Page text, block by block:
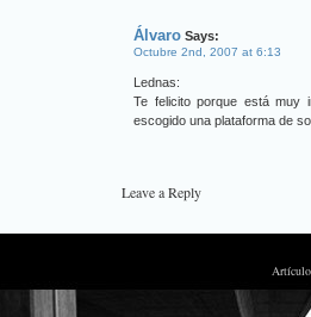
Álvaro Says:
Octubre 2nd, 2007 at 6:13
Lednas:
Te felicito porque está muy
escogido una plataforma de
Leave a Reply